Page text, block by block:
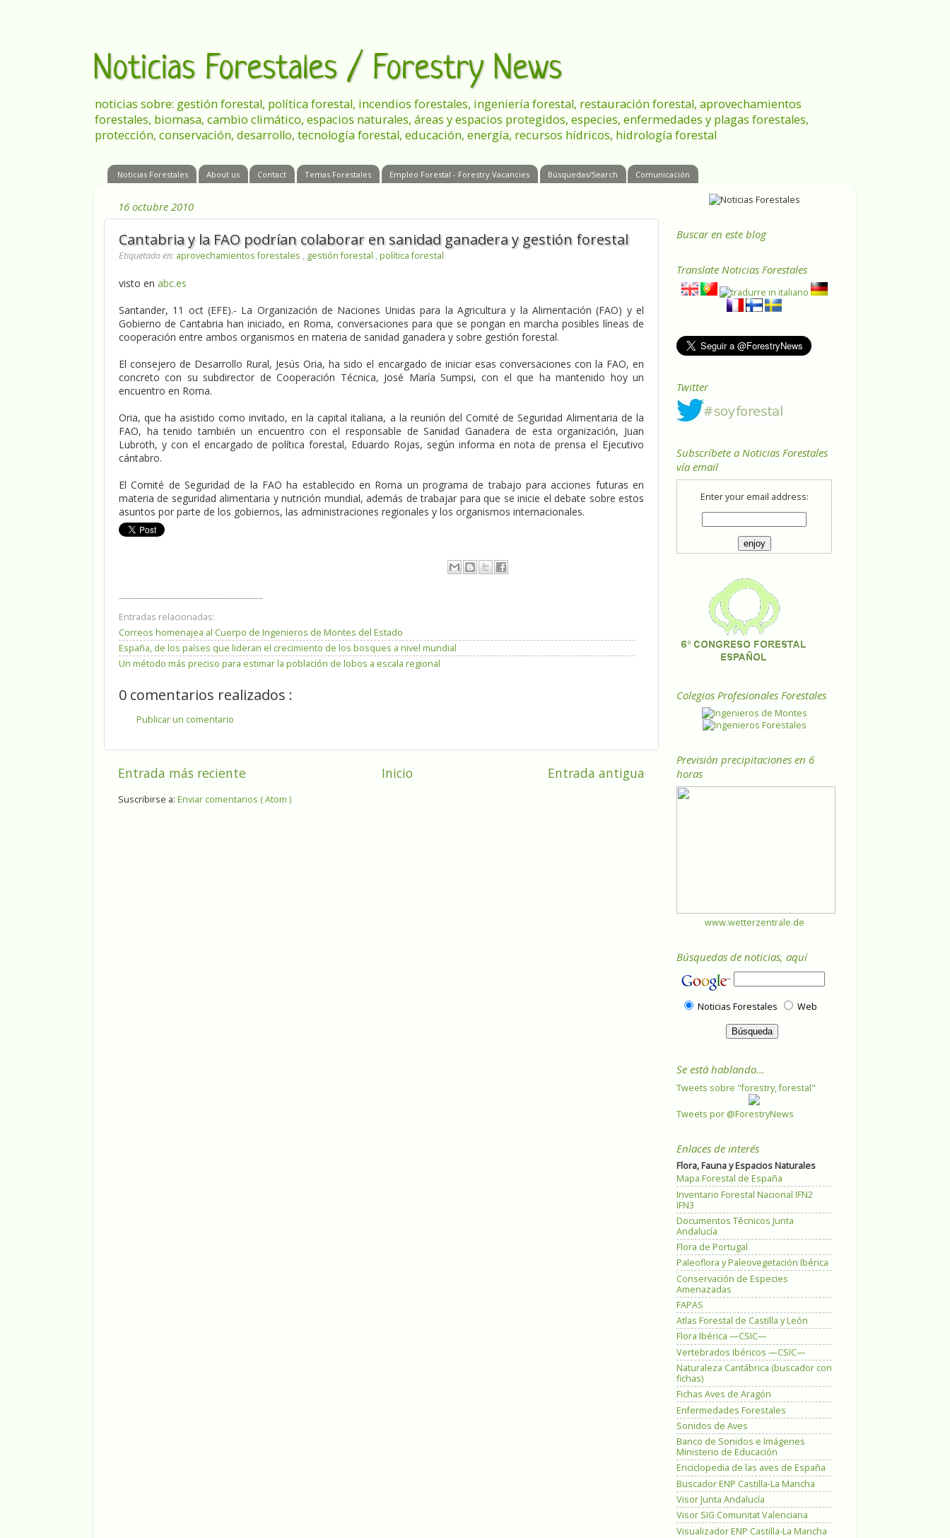
Noticias Forestales / Forestry News
noticias sobre: gestión forestal, política forestal, incendios forestales, ingeniería forestal, restauración forestal, aprovechamientos
forestales, biomasa, cambio climático, espacios naturales, áreas y espacios protegidos, especies, enfermedades y plagas forestales,
protección, conservación, desarrollo, tecnología forestal, educación, energía, recursos hídricos, hidrología forestal
Noticias Forestales About us Contact Temas Forestales Empleo Forestal - Forestry Vacancies Búsquedas/Search Comunicación
16 octubre 2010
Cantabria y la FAO podrían colaborar en sanidad ganadera y gestión forestal
Etiquetado en: aprovechamientos forestales , gestión forestal , política forestal
visto en abc.es
Santander, 11 oct (EFE).- La Organización de Naciones Unidas para la Agricultura y la Alimentación (FAO) y el
Gobierno de Cantabria han iniciado, en Roma, conversaciones para que se pongan en marcha posibles líneas de
cooperación entre ambos organismos en materia de sanidad ganadera y sobre gestión forestal.
El consejero de Desarrollo Rural, Jesús Oria, ha sido el encargado de iniciar esas conversaciones con la FAO, en
concreto con su subdirector de Cooperación Técnica, José María Sumpsi, con el que ha mantenido hoy un
encuentro en Roma.
Oria, que ha asistido como invitado, en la capital italiana, a la reunión del Comité de Seguridad Alimentaria de la
FAO, ha tenido también un encuentro con el responsable de Sanidad Ganadera de esta organización, Juan
Lubroth, y con el encargado de política forestal, Eduardo Rojas, según informa en nota de prensa el Ejecutivo
cántabro.
El Comité de Seguridad de la FAO ha establecido en Roma un programa de trabajo para acciones futuras en
materia de seguridad alimentaria y nutrición mundial, además de trabajar para que se inicie el debate sobre estos
asuntos por parte de los gobiernos, las administraciones regionales y los organismos internacionales.
Entradas relacionadas:
Correos homenajea al Cuerpo de Ingenieros de Montes del Estado
España, de los países que lideran el crecimiento de los bosques a nivel mundial
Un método más preciso para estimar la población de lobos a escala regional
0 comentarios realizados :
Publicar un comentario
Entrada más reciente Entrada antigua
Inicio
Suscribirse a: Enviar comentarios ( Atom )
Buscar en este blog
Translate Noticias Forestales
Twitter
Subscríbete a Noticias Forestales
vía email
Enter your email address:
Colegios Profesionales Forestales
Previsión precipitaciones en 6
horas
www.wetterzentrale.de
Búsquedas de noticias, aquí
Noticias Forestales Web
Se está hablando...
Tweets sobre "forestry, forestal"
Tweets por @ForestryNews
Enlaces de interés
Flora, Fauna y Espacios Naturales
Mapa Forestal de España
Inventario Forestal Nacional IFN2
IFN3
Documentos Técnicos Junta
Andalucía
Flora de Portugal
Paleoflora y Paleovegetación Ibérica
Conservación de Especies
Amenazadas
FAPAS
Atlas Forestal de Castilla y León
Flora Ibérica —CSIC—
Vertebrados Ibéricos —CSIC—
Naturaleza Cantábrica (buscador con
fichas)
Fichas Aves de Aragón
Enfermedades Forestales
Sonidos de Aves
Banco de Sonidos e Imágenes
Ministerio de Educación
Enciclopedia de las aves de España
Buscador ENP Castilla-La Mancha
Visor Junta Andalucía
Visor SIG Comunitat Valenciana
Visualizador ENP Castilla-La Mancha